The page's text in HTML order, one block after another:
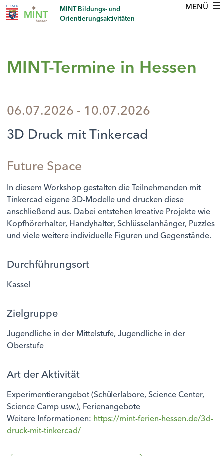
MINT Bildungs- und
Orientierungsaktivitäten
☰
MINT-Termine in Hessen
06.07.2026 - 10.07.2026
3D Druck mit Tinkercad
Future Space
In diesem Workshop gestalten die Teilnehmenden mit
Tinkercad eigene 3D-Modelle und drucken diese
anschließend aus. Dabei entstehen kreative Projekte wie
Kopfhörerhalter, Handyhalter, Schlüsselanhänger, Puzzles
und viele weitere individuelle Figuren und Gegenstände.
Durchführungsort
Kassel
Zielgruppe
Jugendliche in der Mittelstufe, Jugendliche in der
Oberstufe
Art der Aktivität
Experimentierangebot (Schülerlabore, Science Center,
Science Camp usw.), Ferienangebote
Weitere Informationen: https://mint-ferien-hessen.de/3d-
druck-mit-tinkercad/